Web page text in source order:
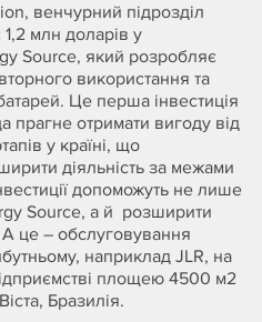
венчурний підрозділ
млн доларів у
Source, який розробляє
використання та
Це перша інвестиція
прагне отримати вигоду від
у країні, що
діяльність за межами
допоможуть не лише
Source, а й розширити
А це – обслуговування
наприклад JLR, на
площею 4500 м2
Бразилія.